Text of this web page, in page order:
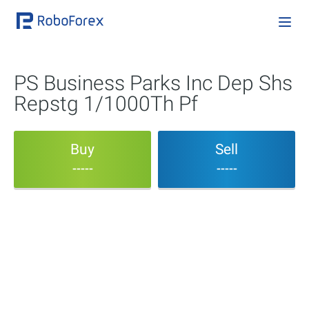
PS Business Parks Inc Dep Shs
Repstg 1/1000Th Pf
Buy
-----
Sell
-----